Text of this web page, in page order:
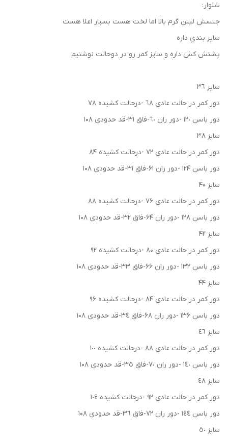
شلوار:
جنسش لينن گرم بالا اما لخت هست بسیار اعلا هست
سايز بندي داره
پشتش كش داره و سايز كمر رو در دوحالت نوشتيم
سايز ٣٦
دور کمر در حالت عادی ٦٨ -درحالت کشیده ٧٨
دور باسن ١٢٠ -دور ران ٦٠-فاق ۳۱-قد حدودی ۱۰۸
سایز ۳۸
دور کمر در حالت عادی ۷۲ -درحالت کشیده ۸۴
دور باسن ۱۲۴ -دور ران ۶۱-فاق ۳۱-قد حدودی ۱۰۸
سایز ۴۰
دور کمر در حالت عادی ۷۶ -درحالت کشیده ۸۸
دور باسن ۱۲۸ -دور ران ۶۴-فاق ۳۲-قد حدودی ۱۰۸
سایز ۴۲
دور کمر در حالت عادی ۸۰ -درحالت کشیده ۹۲
دور باسن ۱۳۲ -دور ران ۶۶-فاق ۳۳-قد حدودی ۱۰۸
سایز ۴۴
دور کمر در حالت عادی ۸۴ -درحالت کشیده ۹۶
دور باسن ۱۳۶ -دور ران ۶۸-فاق ٣٤-قد حدودی ۱۰۸
سایز ٤٦
دور کمر در حالت عادی ٨٨ -درحالت کشیده ١٠٠
دور باسن ١٤٠ -دور ران ٧٠-فاق ٣٥-قد حدودی ۱۰۸
سایز ٤٨
دور کمر در حالت عادی ٩٢ -درحالت کشیده ١٠٤
دور باسن ١٤٤ -دور ران ٧٢-فاق ٣٦-قد حدودی ۱۰۸
سایز ٥٠